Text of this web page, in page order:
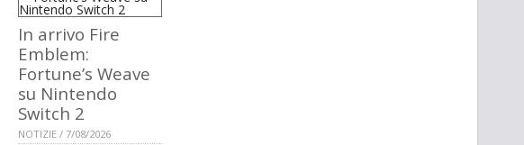
In arrivo Fire
Emblem:
Fortune’s Weave
su Nintendo
Switch 2
NOTIZIE / 7/08/2026